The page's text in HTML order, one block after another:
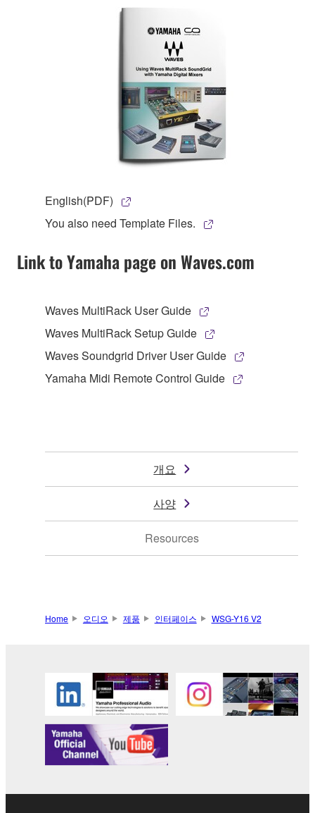
English(PDF)
You also need Template Files.
Link to Yamaha page on Waves.com
Waves MultiRack User Guide
Waves MultiRack Setup Guide
Waves Soundgrid Driver User Guide
Yamaha Midi Remote Control Guide
개요
사양
Resources
Home 오디오 제품 인터페이스 WSG-Y16 V2